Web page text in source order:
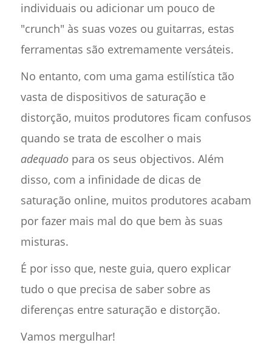
individuais ou adicionar um pouco de
"crunch" às suas vozes ou guitarras, estas
ferramentas são extremamente versáteis.
No entanto, com uma gama estilística tão
vasta de dispositivos de saturação e
distorção, muitos produtores ficam confusos
quando se trata de escolher o mais
adequadopara os seus objectivos. Além
disso, com a infinidade de dicas de
saturação online, muitos produtores acabam
por fazer mais mal do que bem às suas
misturas.
É por isso que, neste guia, quero explicar
tudo o que precisa de saber sobre as
diferenças entre saturação e distorção.
Vamos mergulhar!